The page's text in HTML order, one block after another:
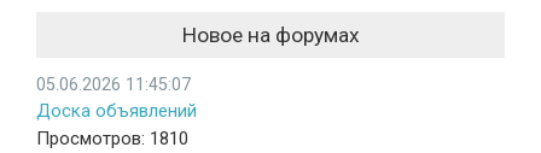
Новое на форумах
05.06.2026 11:45:07
Доска объявлений
Просмотров: 1810